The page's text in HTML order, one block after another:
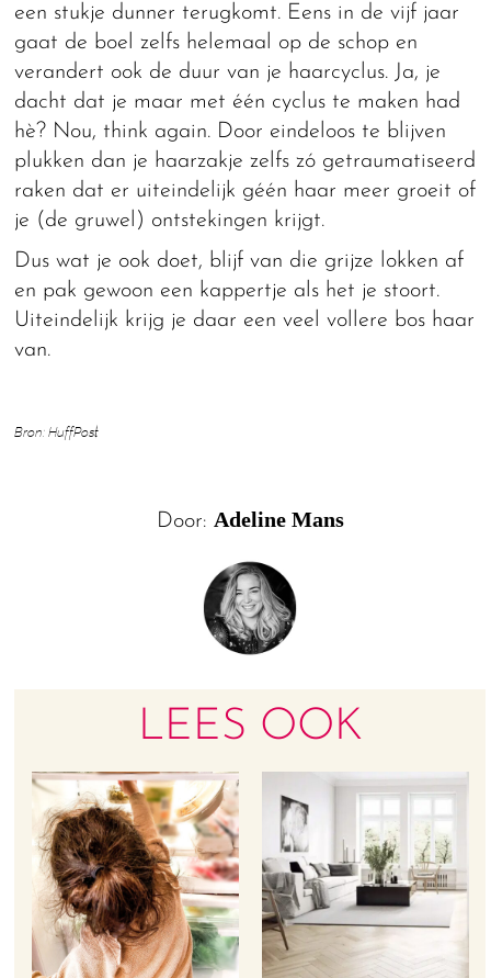
een stukje dunner terugkomt. Eens in de vijf jaar
gaat de boel zelfs helemaal op de schop en
verandert ook de duur van je haarcyclus. Ja, je
dacht dat je maar met één cyclus te maken had
hè? Nou, think again. Door eindeloos te blijven
plukken dan je haarzakje zelfs zó getraumatiseerd
raken dat er uiteindelijk géén haar meer groeit of
je (de gruwel) ontstekingen krijgt.
Dus wat je ook doet, blijf van die grijze lokken af
en pak gewoon een kappertje als het je stoort.
Uiteindelijk krijg je daar een veel vollere bos haar
van.
Bron: HuffPost
Door: Adeline Mans
LEES OOK